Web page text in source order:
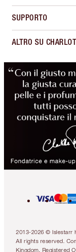
SUPPORTO
ALTRO SU
2013-2026 © Islestarr
All rights reserved.
Kingdom. Registered